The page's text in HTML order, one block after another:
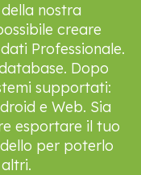
nostra
creare
Professionale.
Dopo
supportati:
e Web. Sia
esportare il tuo
per poterlo